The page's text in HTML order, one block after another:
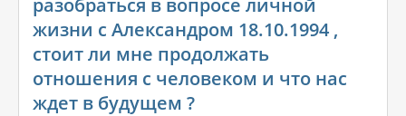
разобраться в вопросе личной
жизни с Александром 18.10.1994 ,
стоит ли мне продолжать
отношения с человеком и что нас
ждет в будущем ?
Красота, Здоровье
Красота, Здоровье
Правила сервиса